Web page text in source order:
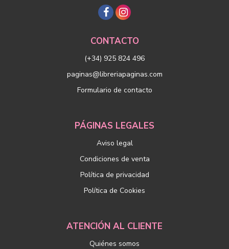
CONTACTO
(+34) 925 824 496
paginas@libreriapaginas.com
Formulario de contacto
PÁGINAS LEGALES
Aviso legal
Condiciones de venta
Política de privacidad
Política de Cookies
ATENCIÓN AL CLIENTE
Quiénes somos